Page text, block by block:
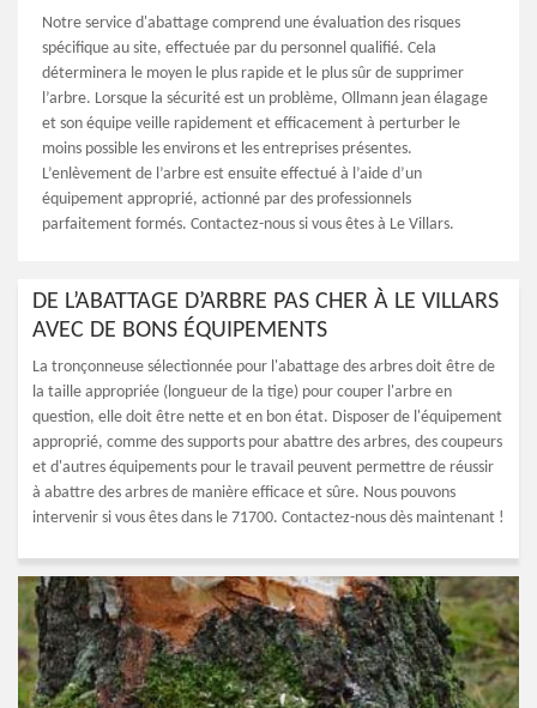
Notre service d'abattage comprend une évaluation des risques
spécifique au site, effectuée par du personnel qualifié. Cela
déterminera le moyen le plus rapide et le plus sûr de supprimer
l’arbre. Lorsque la sécurité est un problème, Ollmann jean élagage
et son équipe veille rapidement et efficacement à perturber le
moins possible les environs et les entreprises présentes.
L’enlèvement de l’arbre est ensuite effectué à l’aide d’un
équipement approprié, actionné par des professionnels
parfaitement formés. Contactez-nous si vous êtes à Le Villars.
DE L’ABATTAGE D’ARBRE PAS CHER À LE VILLARS
AVEC DE BONS ÉQUIPEMENTS
La tronçonneuse sélectionnée pour l'abattage des arbres doit être de
la taille appropriée (longueur de la tige) pour couper l'arbre en
question, elle doit être nette et en bon état. Disposer de l'équipement
approprié, comme des supports pour abattre des arbres, des coupeurs
et d'autres équipements pour le travail peuvent permettre de réussir
à abattre des arbres de manière efficace et sûre. Nous pouvons
intervenir si vous êtes dans le 71700. Contactez-nous dès maintenant !